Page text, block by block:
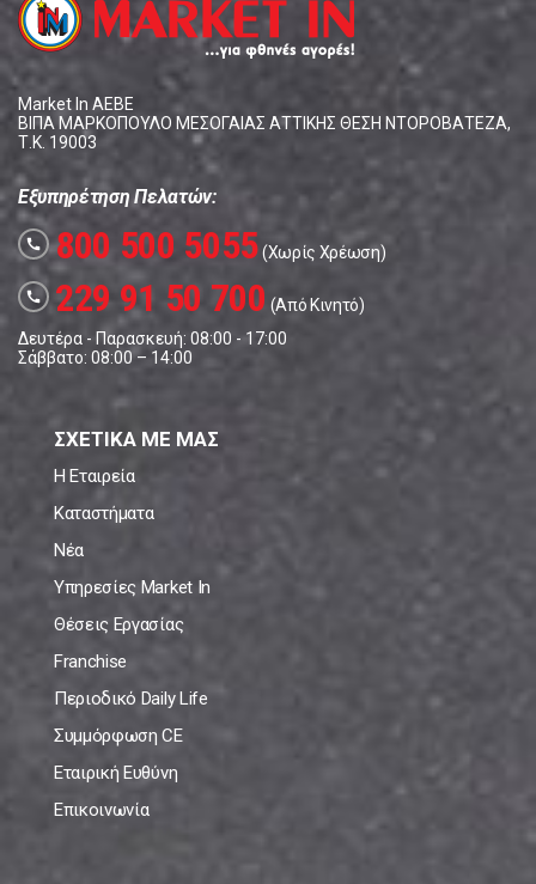
Market In ΑΕΒΕ
ΒΙΠΑ ΜΑΡΚΟΠΟΥΛΟ ΜΕΣΟΓΑΙΑΣ ΑΤΤΙΚΗΣ ΘΕΣΗ ΝΤΟΡΟΒΑΤΕΖΑ,
Τ.Κ. 19003
Εξυπηρέτηση Πελατών:
call 800 500 5055(Χωρίς Χρέωση)
call 229 91 50 700 (Από Κινητό)
Δευτέρα - Παρασκευή: 08:00 - 17:00
Σάββατο: 08:00 – 14:00
ΣΧΕΤΙΚΑ ΜΕ ΜΑΣ
Η Εταιρεία
Καταστήματα
Νέα
Υπηρεσίες Market In
Θέσεις Εργασίας
Franchise
Περιοδικό Daily Life
Συμμόρφωση CE
Εταιρική Ευθύνη
Επικοινωνία